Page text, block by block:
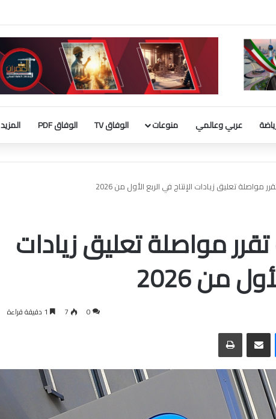
والودائع بالعملة الأجنبية 9 مليارات دينار
عربي وعالمي منوعات الوفاق TV الوفاق PDF المزيد
مواصلة تعليق زيادات
من 2026
0
7
ماسنجر مشاركة عبر البريد الطباعة